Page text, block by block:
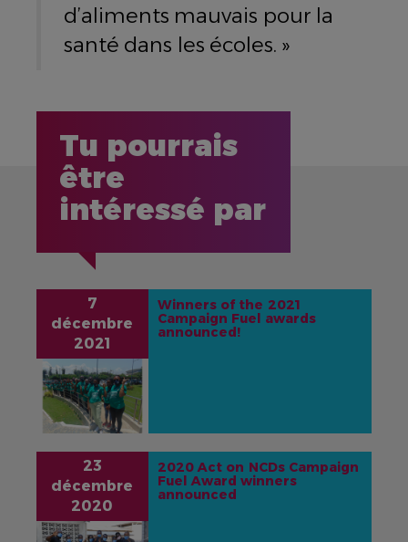
d’aliments mauvais pour la
santé dans les écoles. »
Tu pourrais
être
intéressé par
7
décembre
2021
IMAGE
Winners of the 2021
Campaign Fuel awards
announced!
23
décembre
2020
IMAGE
2020 Act on NCDs Campaign
Fuel Award winners
announced